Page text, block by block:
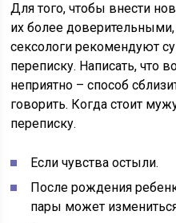
Для того, чтобы внести
их более
сексологи рекомендуют
переписку. Написать, что
неприятно – способ
говорить. Когда стоит
переписку.
Если чувства остыли.
После рождения
пары может